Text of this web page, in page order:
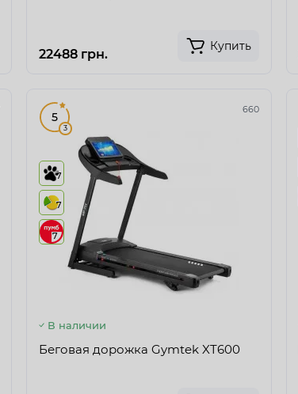
22488 грн.
Купить
660
5
3
7
7
7
В наличии
Беговая дорожка Gymtek XT600